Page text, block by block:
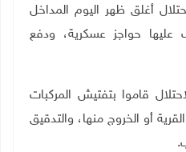
أغلق ظهر اليوم المداخل
عليها حواجز عسكرية، ودفع
قاموا بتفتيش المركبات
أو الخروج منها، والتدقيق